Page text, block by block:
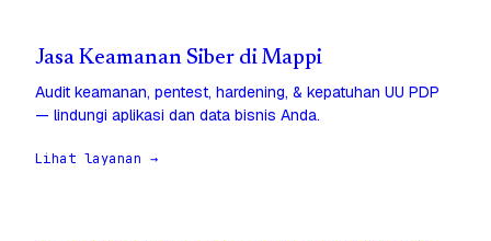
Jasa Keamanan Siber di Mappi
Audit keamanan, pentest, hardening, & kepatuhan UU PDP
— lindungi aplikasi dan data bisnis Anda.
Lihat layanan →